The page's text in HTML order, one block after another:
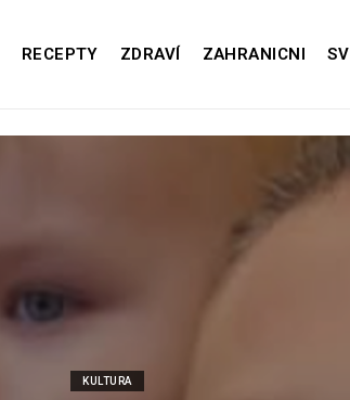
RECEPTY ZDRAVÍ ZAHRANICNI
KULTURA